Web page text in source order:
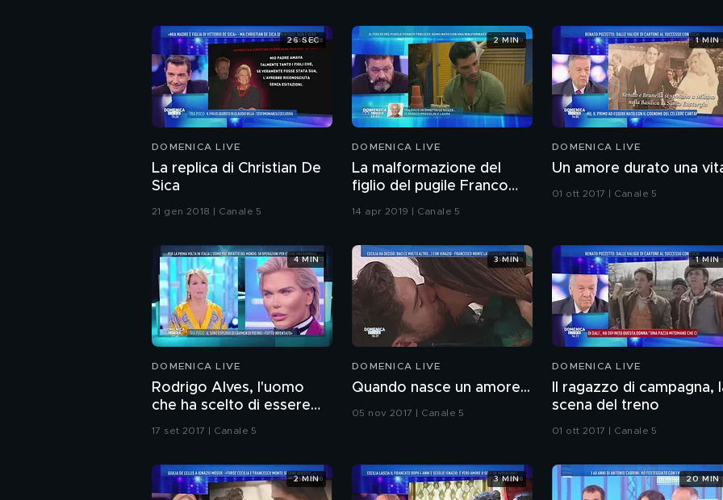
DOMENICA LIVE
La replica di Christian De
Sica
21 gen 2018 | Canale 5
26 SEC
DOMENICA LIVE
La malformazione del
figlio del pugile Franco
14 apr 2019 | Canale 5
2 MIN
DOMENICA LIVE
Un amore durato una
01 ott 2017 | Canale 5
1 MIN
DOMENICA LIVE
Rodrigo Alves, l'uomo
che ha scelto di essere
17 set 2017 | Canale 5
4 MIN
DOMENICA LIVE
Quando nasce un amore...
05 nov 2017 | Canale 5
3 MIN
DOMENICA LIVE
Il ragazzo di campagna,
scena del treno
01 ott 2017 | Canale 5
1 MIN
2 MIN 3 MIN 20 MIN